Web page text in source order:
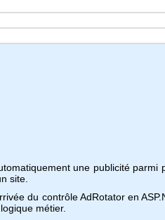
une publicité parmi
site.
du contrôle AdRotator en
métier.